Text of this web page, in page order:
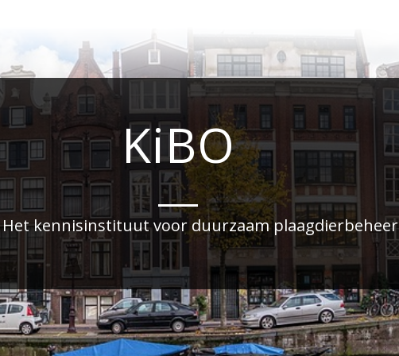
KiBO
Het kennisinstituut voor duurzaam plaagdierbeheer